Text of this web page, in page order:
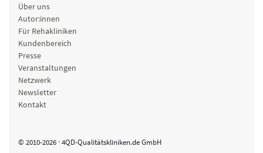
Über uns
Autor:innen
Für Rehakliniken
Kundenbereich
Presse
Veranstaltungen
Netzwerk
Newsletter
Kontakt
© 2010-2026 · 4QD-Qualitätskliniken.de GmbH